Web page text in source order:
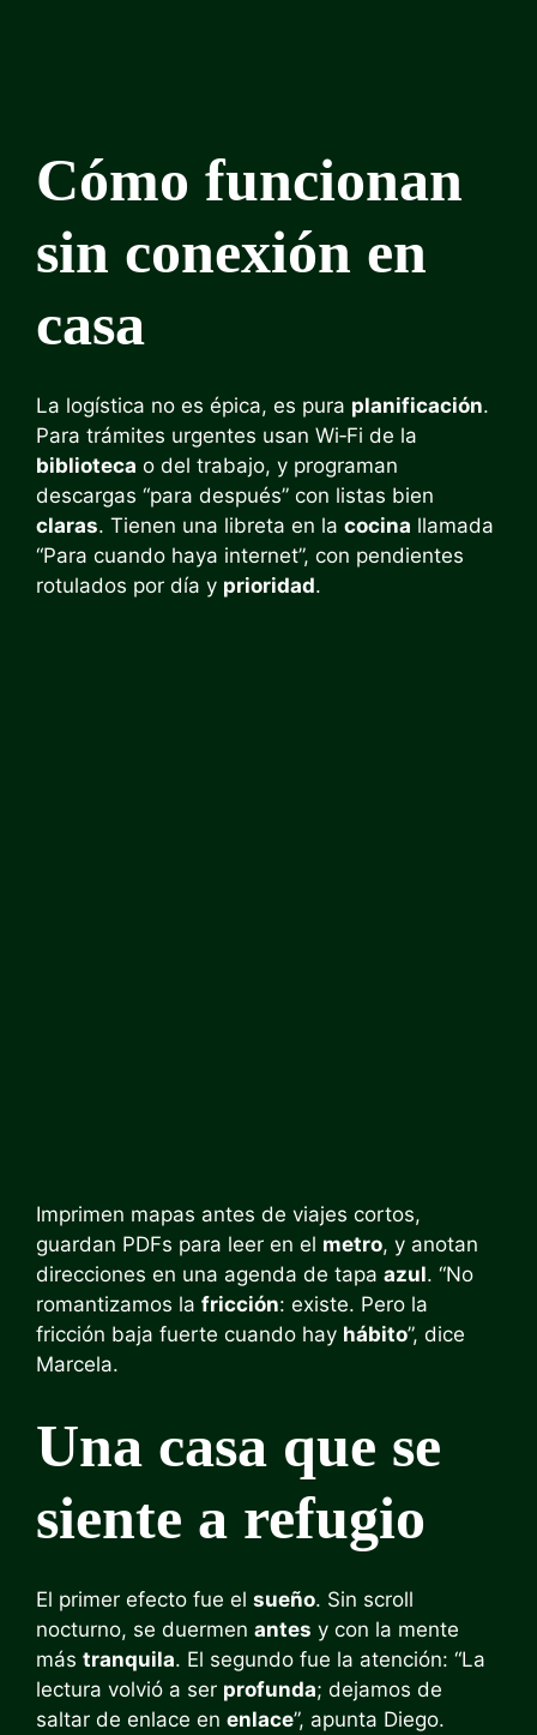
Cómo funcionan
sin conexión en
casa
La logística no es épica, es pura planificación.
Para trámites urgentes usan Wi‑Fi de la
biblioteca o del trabajo, y programan
descargas “para después” con listas bien
claras. Tienen una libreta en la cocina llamada
“Para cuando haya internet”, con pendientes
rotulados por día y prioridad.
Imprimen mapas antes de viajes cortos,
guardan PDFs para leer en el metro, y anotan
direcciones en una agenda de tapa azul. “No
romantizamos la fricción: existe. Pero la
fricción baja fuerte cuando hay hábito”, dice
Marcela.
Una casa que se
siente a refugio
El primer efecto fue el sueño. Sin scroll
nocturno, se duermen antes y con la mente
más tranquila. El segundo fue la atención: “La
lectura volvió a ser profunda; dejamos de
saltar de enlace en enlace”, apunta Diego.